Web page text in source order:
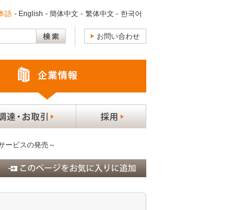
語 - English - 簡体中文 - 繁体中文 - 한국어
お問い合わせ
ービスの発売～